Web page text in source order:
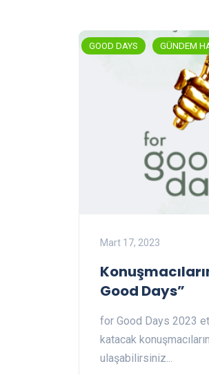
GOOD DAYS GÜNDEM
Mart 17, 2023
Good Days”
for Good Days 2023
katacak
ulaşabilirsiniz...